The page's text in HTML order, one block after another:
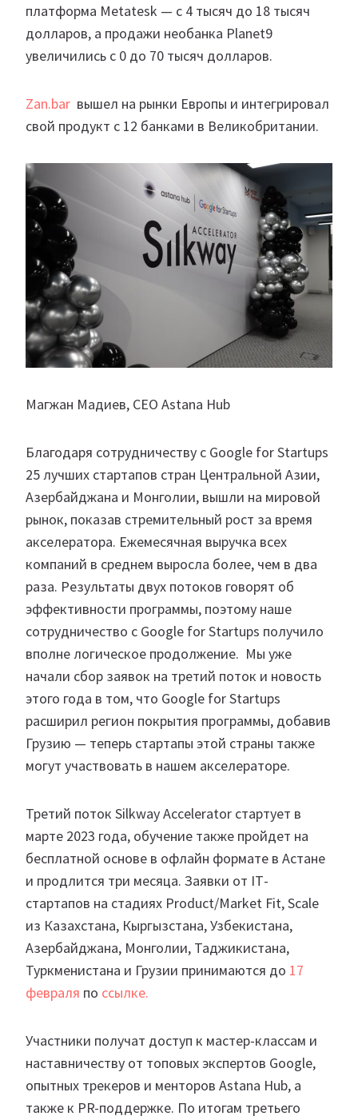
платформа Metatesk — с 4 тысяч до 18 тысяч
долларов, а продажи необанка Planet9
увеличились с 0 до 70 тысяч долларов.
Zan.bar вышел на рынки Европы и интегрировал
свой продукт с 12 банками в Великобритании.
Магжан Мадиев, СЕО Astana Hub
Благодаря сотрудничеству с Google for Startups
25 лучших стартапов стран Центральной Азии,
Азербайджана и Монголии, вышли на мировой
рынок, показав стремительный рост за время
акселератора. Ежемесячная выручка всех
компаний в среднем выросла более, чем в два
раза. Результаты двух потоков говорят об
эффективности программы, поэтому наше
сотрудничество с Google for Startups получило
вполне логическое продолжение. Мы уже
начали сбор заявок на третий поток и новость
этого года в том, что Google for Startups
расширил регион покрытия программы, добавив
Грузию — теперь стартапы этой страны также
могут участвовать в нашем акселераторе.
Третий поток Silkway Accelerator стартует в
марте 2023 года, обучение также пройдет на
бесплатной основе в офлайн формате в Астане
и продлится три месяца. Заявки от ІТ-
стартапов на стадиях Product/Market Fit, Scale
из Казахстана, Кыргызстана, Узбекистана,
Азербайджана, Монголии, Таджикистана,
Туркменистана и Грузии принимаются до 17
февраля по ссылке.
Участники получат доступ к мастер-классам и
наставничеству от топовых экспертов Google,
опытных трекеров и менторов Astana Hub, а
также к PR-поддержке. По итогам третьего